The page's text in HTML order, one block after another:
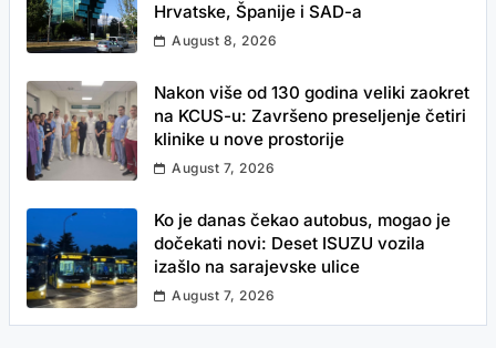
Hrvatske, Španije i SAD-a
August 8, 2026
Nakon više od 130 godina veliki zaokret
na KCUS-u: Završeno preseljenje četiri
klinike u nove prostorije
August 7, 2026
Ko je danas čekao autobus, mogao je
dočekati novi: Deset ISUZU vozila
izašlo na sarajevske ulice
August 7, 2026